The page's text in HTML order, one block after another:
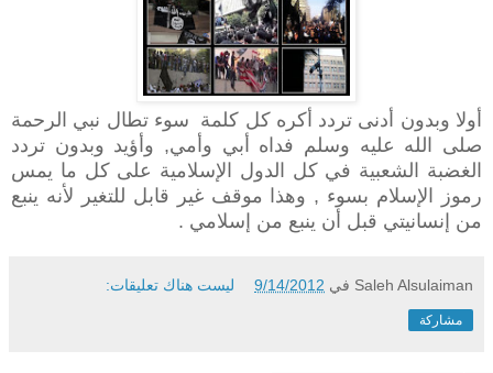
أولا وبدون أدنى تردد أكره كل كلمة سوء تطال نبي الرحمة
صلى الله عليه وسلم فداه أبي وأمي, وأؤيد وبدون تردد
الغضبة الشعبية في كل الدول الإسلامية على كل ما يمس
رموز الإسلام بسوء , وهذا موقف غير قابل للتغير لأنه ينبع
من إنسانيتي قبل أن ينبع من إسلامي .
Saleh Alsulaiman في 9/14/2012 ليست هناك تعليقات:
مشاركة